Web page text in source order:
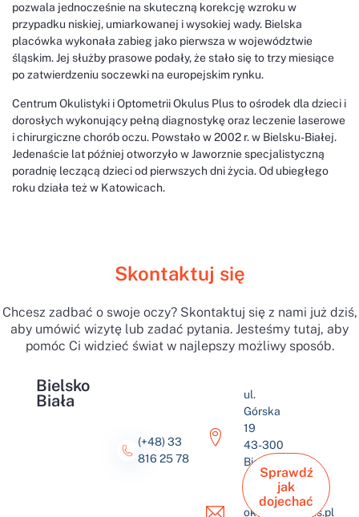
pozwala jednocześnie na skuteczną korekcję wzroku w
przypadku niskiej, umiarkowanej i wysokiej wady. Bielska
placówka wykonała zabieg jako pierwsza w województwie
śląskim. Jej służby prasowe podały, że stało się to trzy miesiące
po zatwierdzeniu soczewki na europejskim rynku.
Centrum Okulistyki i Optometrii Okulus Plus to ośrodek dla dzieci i
dorosłych wykonujący pełną diagnostykę oraz leczenie laserowe
i chirurgiczne chorób oczu. Powstało w 2002 r. w Bielsku-Białej.
Jedenaście lat później otworzyło w Jaworznie specjalistyczną
poradnię leczącą dzieci od pierwszych dni życia. Od ubiegłego
roku działa też w Katowicach.
Skontaktuj się
Chcesz zadbać o swoje oczy? Skontaktuj się z nami już dziś,
aby umówić wizytę lub zadać pytania. Jesteśmy tutaj, aby
pomóc Ci widzieć świat w najlepszy możliwy sposób.
Bielsko
Biała
(+48) 33
816 25 78
ul.
Górska
19
43-300
Bielsko-
Biała
okulus@okulus.pl
Sprawdź
jak
dojechać